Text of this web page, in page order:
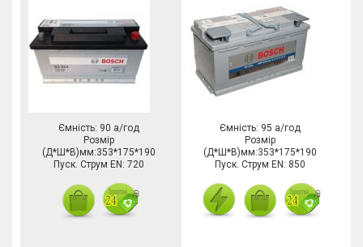
Ємність: 90 а/год
Розмір
(Д*Ш*В)мм:353*175*190
Пуск. Струм EN: 720
Ємність: 95 а/год
Розмір
(Д*Ш*В)мм:353*175*190
Пуск. Струм EN: 850